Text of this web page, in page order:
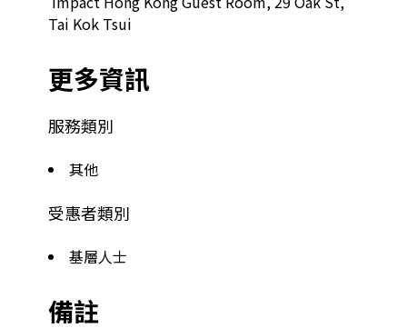
Tai Kok Tsui
更多資訊
服務類別
其他
受惠者類別
基層人士
備註